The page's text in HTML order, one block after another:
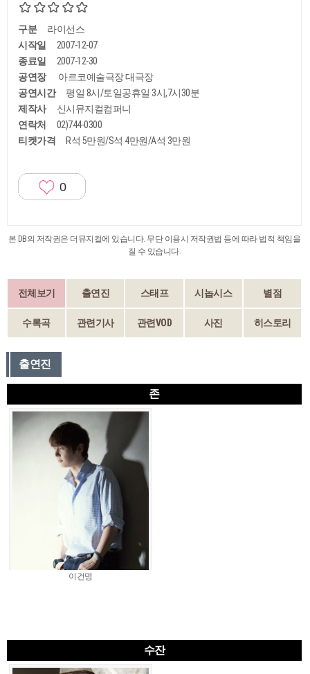
구분
라이선스
시작일
2007-12-07
종료일
2007-12-30
공연장
아르코예술극장 대극장
공연시간
평일 8시/토일공휴일 3시,7시30분
제작사
신시뮤지컬컴퍼니
연락처
02)744-0300
티켓가격
R석 5만원/S석 4만원/A석 3만원
0
본 DB의 저작권은 더뮤지컬에 있습니다. 무단 이용시 저작권법 등에 따라 법적 책임을
질 수 있습니다.
전체보기 출연진 스태프 시놉시스 별점
수록곡 관련기사 관련VOD 사진 히스토리
출연진
존
이건명
수잔